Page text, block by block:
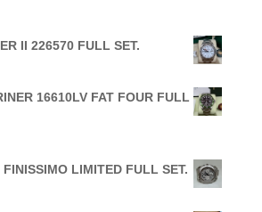
II 226570 FULL SET.
16610LV FAT FOUR FULL
LIMITED FULL SET.